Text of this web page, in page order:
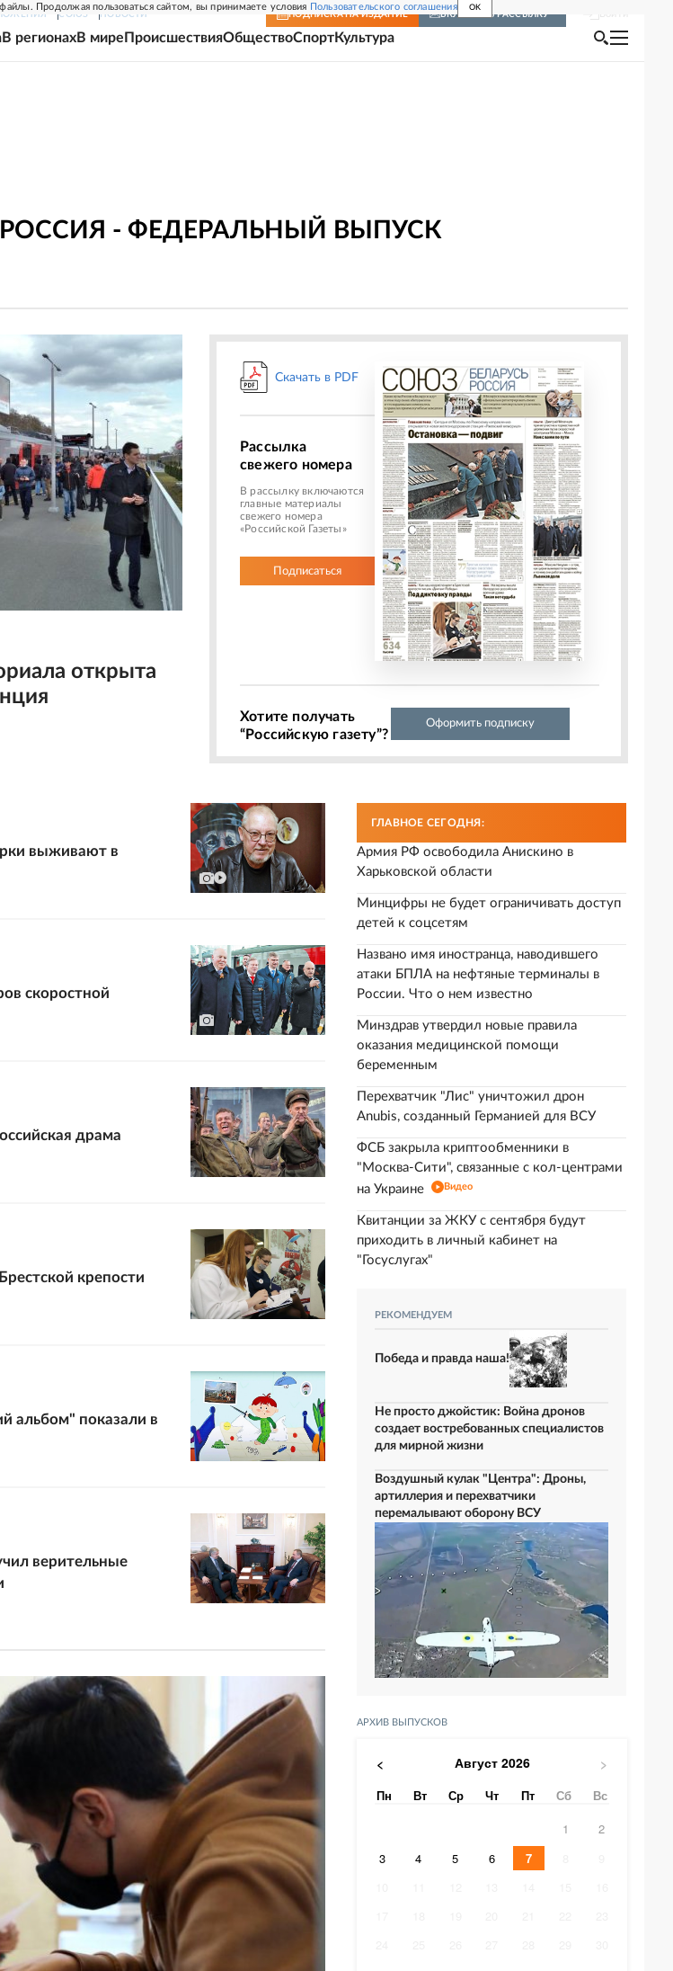
Продолжая пользоваться сайтом, вы принимаете условия Пользовательского соглашения OK
СОЮЗ НОВОСТИ ПОДПИСКА НА ИЗДАНИЕ ВКЛЮЧИТЬ РАССЫЛКУ
В регионахВ мире ПроисшествияОбществоСпортКультура
- ФЕДЕРАЛЬНЫЙ ВЫПУСК
открыта
Скачать в PDF
Рассылка
свежего номера
В рассылку включаются
главные материалы
свежего номера
«Российской Газеты»
Подписаться
Хотите получать
“Российскую газету”?
Оформить подписку
выживают в
скоростной
драма
крепости
альбом" показали в
верительные
ГЛАВНОЕ СЕГОДНЯ:
Армия РФ освободила Анискино в
Харьковской области
Минцифры не будет ограничивать доступ
детей к соцсетям
Названо имя иностранца, наводившего
атаки БПЛА на нефтяные терминалы в
России. Что о нем известно
Минздрав утвердил новые правила
оказания медицинской помощи
беременным
Перехватчик "Лис" уничтожил дрон
Anubis, созданный Германией для ВСУ
ФСБ закрыла криптообменники в
"Москва-Сити", связанные с кол-центрами
на Украине
Видео
Квитанции за ЖКУ с сентября будут
приходить в личный кабинет на
"Госуслугах"
РЕКОМЕНДУЕМ
Победа и правда наша!
Не просто джойстик: Война дронов
создает востребованных специалистов
для мирной жизни
Воздушный кулак "Центра": Дроны,
артиллерия и перехватчики
перемалывают оборону ВСУ
АРХИВ ВЫПУСКОВ
< Август 2026 >
Пн Вт Ср Чт Пт Сб
Вс
1
2
3
4 5 6 7